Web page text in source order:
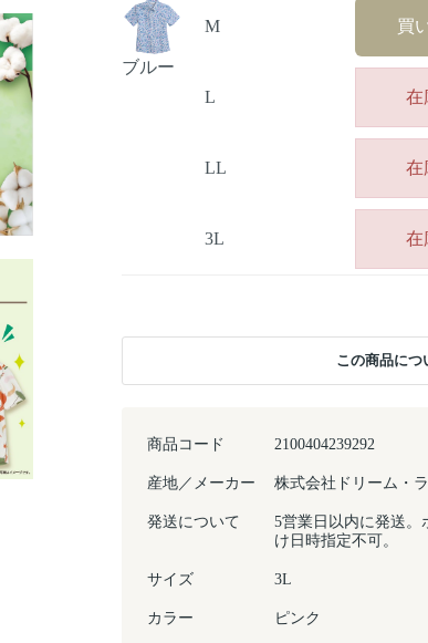
商品コード 2100404239292
産地／メーカー 株式会社ドリーム・
発送について
5営業日以内に発送。
け日時指定不可。
サイズ 3L
カラー ピンク
ブルー
M 買
L 在
LL 在
3L 在
この商品につ